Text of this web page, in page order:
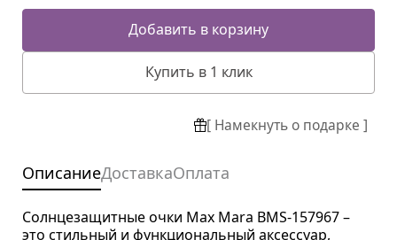
Добавить в корзину
Купить в 1 клик
[ Намекнуть о подарке ]
ОписаниеДоставкаОплата
Солнцезащитные очки Max Mara BMS-157967 –
это стильный и функциональный аксессуар,